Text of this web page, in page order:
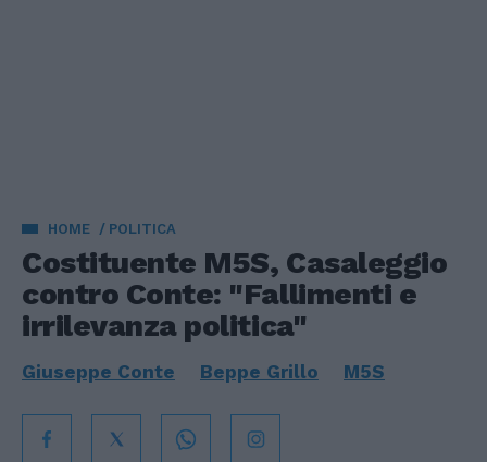
HOME POLITICA
Costituente M5S, Casaleggio
contro Conte: "Fallimenti e
irrilevanza politica"
Giuseppe Conte Beppe Grillo M5S